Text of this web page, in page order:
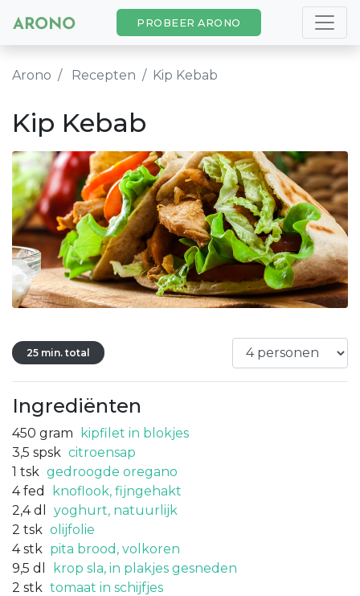
PROBEER ARONO
Arono Recepten Kip Kebab
Kip Kebab
25 min. total
Ingrediënten
450 gram
kipfilet in blokjes
3,5 spsk citroensap
1 tsk gedroogde oregano
4 fed
knoflook, fijngehakt
2,4 dl
yoghurt, natuurlijk
2 tsk olijfolie
4 stk pita brood, volkoren
9,5 dl
krop sla, in plakjes gesneden
2 stk tomaat in schijfjes